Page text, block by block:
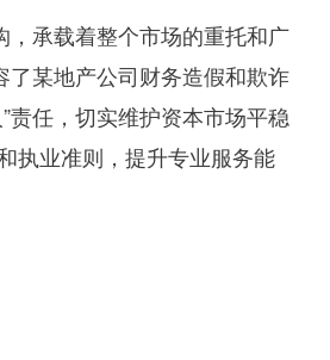
，承载着整个市场的重托和广
了某地产公司财务造假和欺诈
任，切实维护资本市场平稳
执业准则，提升专业服务能